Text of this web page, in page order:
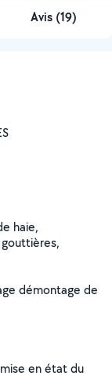
Avis (19)
haie,
démontage de
en état du